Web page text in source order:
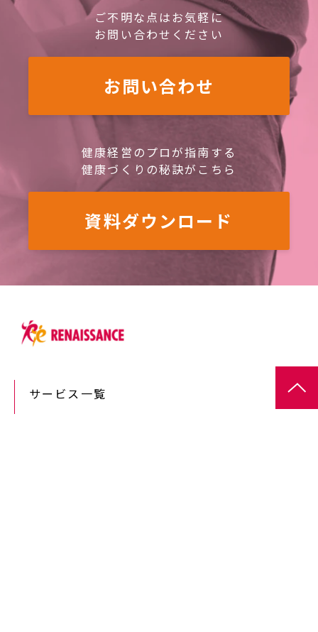
ご不明な点はお気軽に
お問い合わせください
お問い合わせ
健康経営のプロが指南する
健康づくりの秘訣がこちら
資料ダウンロード
サービス一覧